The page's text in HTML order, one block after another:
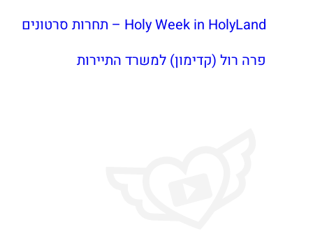
Holy Week in HolyLand – תחרות סרטונים
פרה רול (קדימון) למשרד התיירות